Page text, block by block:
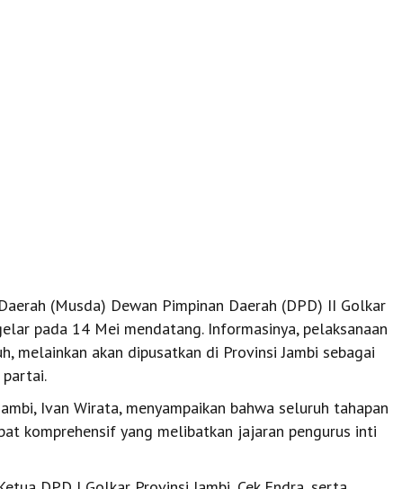
(Musda) Dewan Pimpinan Daerah (DPD) II Golkar
pada 14 Mei mendatang. Informasinya, pelaksanaan
melainkan akan dipusatkan di Provinsi Jambi sebagai
Ivan Wirata, menyampaikan bahwa seluruh tahapan
komprehensif yang melibatkan jajaran pengurus inti